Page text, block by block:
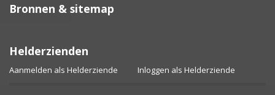
Bronnen & sitemap
Helderzienden
Aanmelden als Helderziende Inloggen als Helderziende